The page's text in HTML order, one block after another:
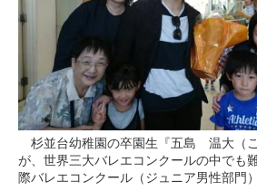
杉並台幼稚園の卒園生『五島 温大（
が、世界三大バレエコンクールの中でも
際バレエコンクール（ジュニア男性部門